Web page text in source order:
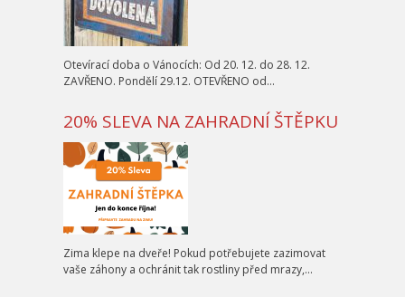
Otevírací doba o Vánocích: Od 20. 12. do 28. 12.
ZAVŘENO. Pondělí 29.12. OTEVŘENO od…
20% SLEVA NA ZAHRADNÍ ŠTĚPKU
Zima klepe na dveře! Pokud potřebujete zazimovat
vaše záhony a ochránit tak rostliny před mrazy,…